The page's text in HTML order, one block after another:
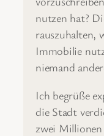
nutzen hat?
rauszuhalten,
Immobilie
niemand
Ich begrüße
die Stadt
zwei